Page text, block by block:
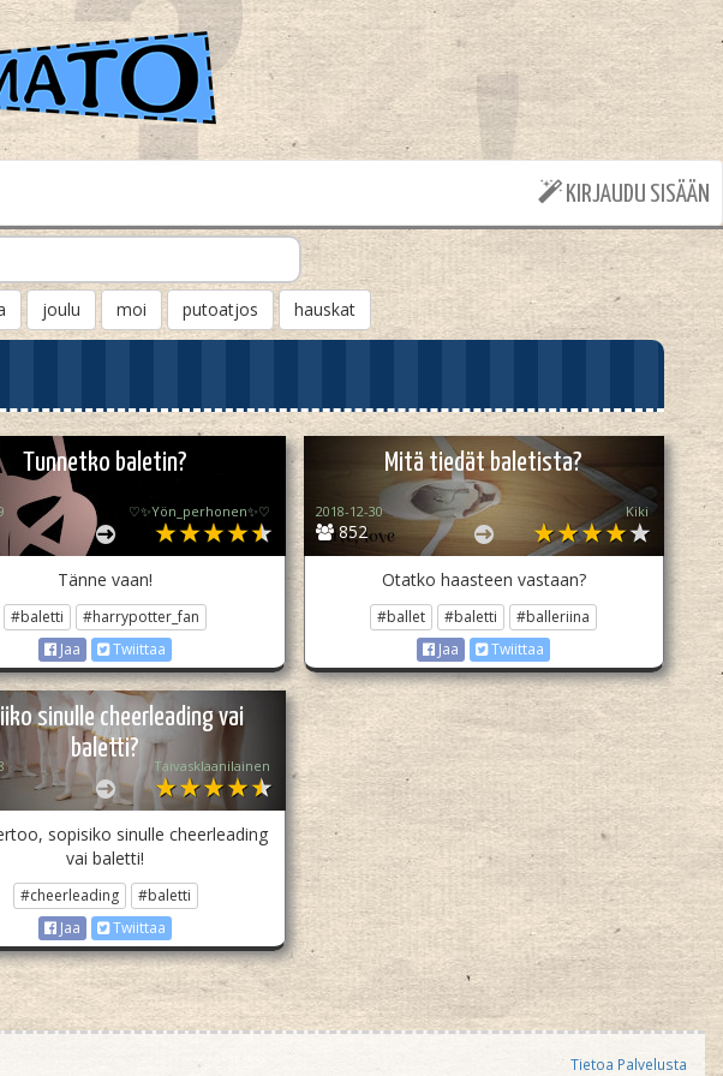
KIRJAUDU SISÄÄN
joulu moi putoatjos hauskat
Tunnetko baletin?
♡✨️Yön_perhonen✨♡
Tänne vaan!
#baletti
#harrypotter_fan
Jaa
Twiittaa
Mitä tiedät baletista?
852
2018-12-30 Kiki
Otatko haasteen vastaan?
#ballet #baletti
#balleriina
Jaa
Twiittaa
sinulle cheerleading vai
baletti?
Taivasklaanilainen
sopisiko sinulle cheerleading
vai baletti!
#cheerleading
#baletti
Jaa
Twiittaa
Tietoa Palvelusta